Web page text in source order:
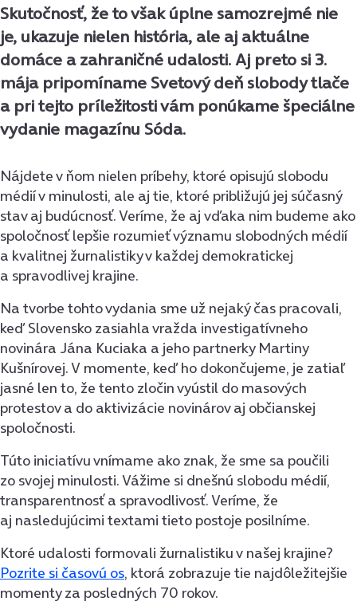
Skutočnosť, že to však úplne samozrejmé nie
je, ukazuje nielen história, ale aj aktuálne
domáce a zahraničné udalosti. Aj preto si 3.
mája pripomíname Svetový deň slobody tlače
a pri tejto príležitosti vám ponúkame špeciálne
vydanie magazínu Sóda.
Nájdete v ňom nielen príbehy, ktoré opisujú slobodu
médií v minulosti, ale aj tie, ktoré približujú jej súčasný
stav aj budúcnosť. Veríme, že aj vďaka nim budeme ako
spoločnosť lepšie rozumieť významu slobodných médií
a kvalitnej žurnalistiky v každej demokratickej
a spravodlivej krajine.
Na tvorbe tohto vydania sme už nejaký čas pracovali,
keď Slovensko zasiahla vražda investigatívneho
novinára Jána Kuciaka a jeho partnerky Martiny
Kušnírovej. V momente, keď ho dokončujeme, je zatiaľ
jasné len to, že tento zločin vyústil do masových
protestov a do aktivizácie novinárov aj občianskej
spoločnosti.
Túto iniciatívu vnímame ako znak, že sme sa poučili
zo svojej minulosti. Vážime si dnešnú slobodu médií,
transparentnosť a spravodlivosť. Veríme, že
aj nasledujúcimi textami tieto postoje posilníme.
Ktoré udalosti formovali žurnalistiku v našej krajine?
Pozrite si časovú os, ktorá zobrazuje tie najdôležitejšie
momenty za posledných 70 rokov.